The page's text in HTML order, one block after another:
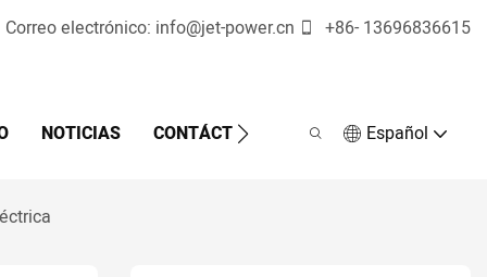
Correo electrónico: info@jet-power.cn +86- 13696836615
NOTICIAS CONTÁCTENOS Español